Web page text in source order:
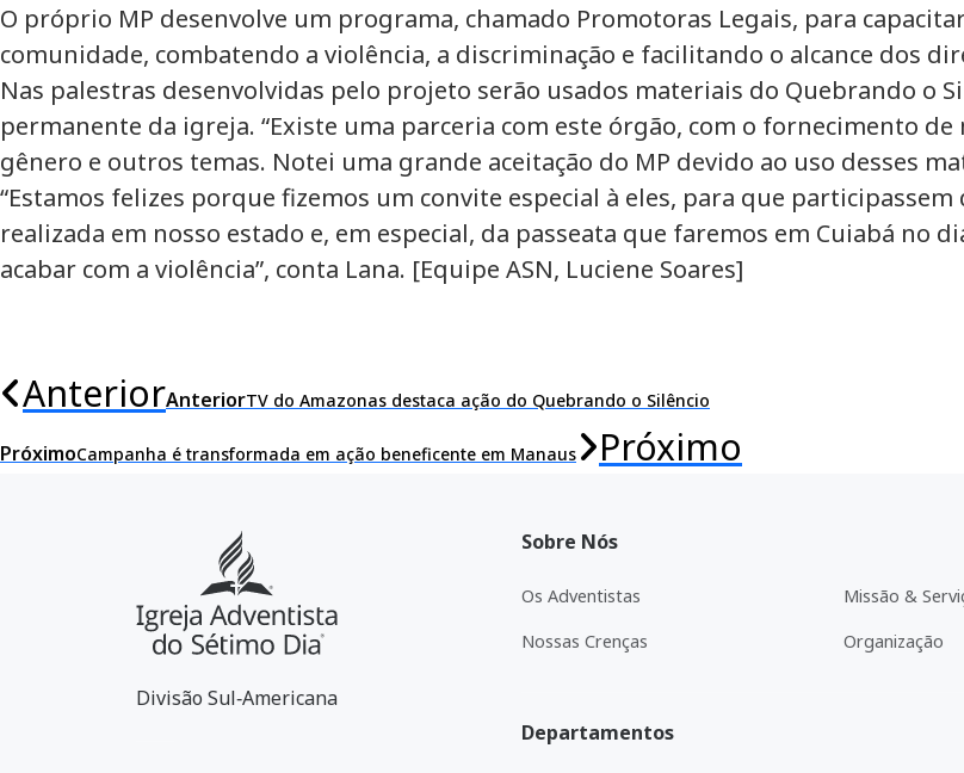
O próprio MP desenvolve um programa, chamado Promotoras Legais, para
comunidade, combatendo a violência, a discriminação e facilitando o alcance dos
Nas palestras desenvolvidas pelo projeto serão usados materiais do Quebrando o
permanente da igreja. “Existe uma parceria com este órgão, com o fornecimento
gênero e outros temas. Notei uma grande aceitação do MP devido ao uso desses
“Estamos felizes porque fizemos um convite especial à eles, para que
realizada em nosso estado e, em especial, da passeata que faremos em Cuiabá no
acabar com a violência”, conta Lana. [Equipe ASN, Luciene Soares]
AnteriorAnteriorTV do Amazonas destaca ação do Quebrando o Silêncio
PróximoCampanha é transformada em ação beneficente em Manaus Próximo
Divisão Sul‑Americana
Sobre Nós
Os Adventistas
Nossas Crenças
Missão &
Organização
Departamentos